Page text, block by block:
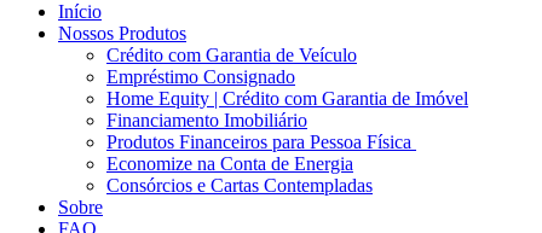
Início
Nossos Produtos
Crédito com Garantia de Veículo
Empréstimo Consignado
Home Equity | Crédito com Garantia de Imóvel
Financiamento Imobiliário
Produtos Financeiros para Pessoa Física
Economize na Conta de Energia
Consórcios e Cartas Contempladas
Sobre
FAQ